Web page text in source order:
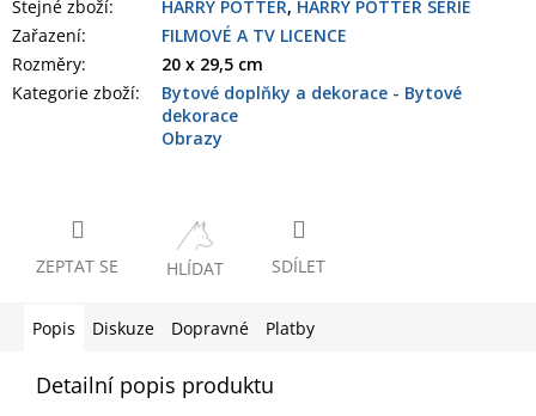
Stejné zboží:
HARRY POTTER, HARRY POTTER SÉRIE
Zařazení:
FILMOVÉ A TV LICENCE
Rozměry:
20 x 29,5 cm
Kategorie zboží:
Bytové doplňky a dekorace - Bytové
dekorace
Obrazy
ZEPTAT SE HLÍDAT SDÍLET
Popis Diskuze Dopravné Platby
Detailní popis produktu